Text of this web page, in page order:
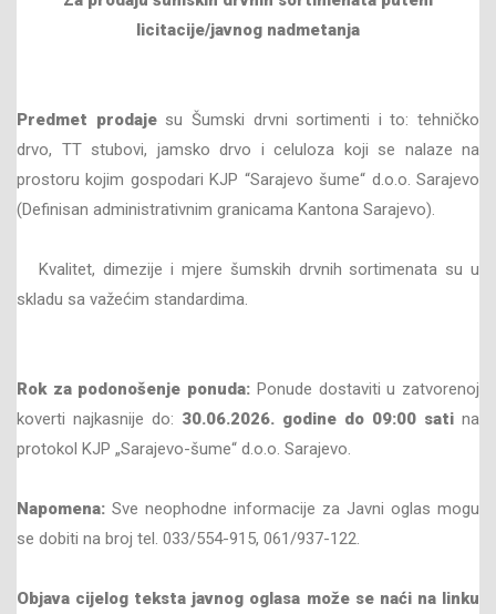
licitacije/javnog nadmetanja
Predmet prodajesu Šumski drvni sortimenti i to: tehničko
drvo, TT stubovi, jamsko drvo i celuloza koji se nalaze na
prostoru kojim gospodari KJP “Sarajevo šume“ d.o.o. Sarajevo
(Definisan administrativnim granicama Kantona Sarajevo).
Kvalitet, dimezije i mjere šumskih drvnih sortimenata su u
skladu sa važećim standardima.
Rok za podonošenje ponuda: Ponude dostaviti u zatvorenoj
koverti najkasnije do: 30.06.2026. godine do 09:00 sati na
protokol KJP „Sarajevo-šume“ d.o.o. Sarajevo.
Napomena: Sve neophodne informacije za Javni oglas mogu
se dobiti na broj tel. 033/554-915, 061/937-122.
Objava cijelog teksta javnog oglasa može se naći na linku